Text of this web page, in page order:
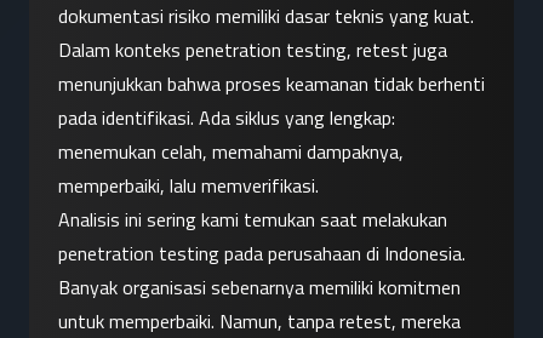
dokumentasi risiko memiliki dasar teknis yang kuat.
Dalam konteks penetration testing, retest juga
menunjukkan bahwa proses keamanan tidak berhenti
pada identifikasi. Ada siklus yang lengkap:
menemukan celah, memahami dampaknya,
memperbaiki, lalu memverifikasi.
Analisis ini sering kami temukan saat melakukan
penetration testing pada perusahaan di Indonesia.
Banyak organisasi sebenarnya memiliki komitmen
untuk memperbaiki. Namun, tanpa retest, mereka